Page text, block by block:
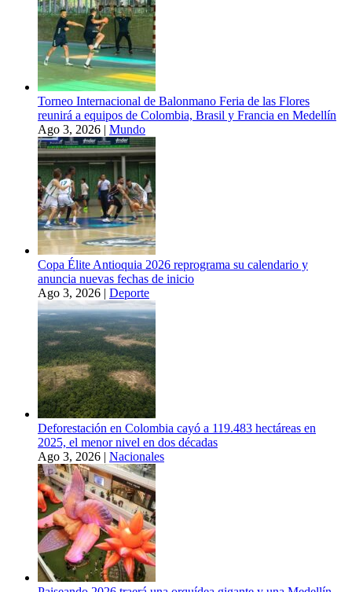
Torneo Internacional de Balonmano Feria de las Flores
reunirá a equipos de Colombia, Brasil y Francia en Medellín
Ago 3, 2026 | Mundo
Copa Élite Antioquia 2026 reprograma su calendario y
anuncia nuevas fechas de inicio
Ago 3, 2026 | Deporte
Deforestación en Colombia cayó a 119.483 hectáreas en
2025, el menor nivel en dos décadas
Ago 3, 2026 | Nacionales